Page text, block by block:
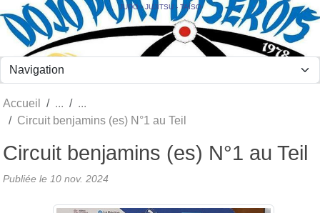
JUDO - JUJITSU - TAÏSO
Accueil
Circuit benjamins (es) N°1 au Teil
Circuit benjamins (es) N°1 au Teil
Publiée le 10 nov. 2024
Panneau de gestion des cookies